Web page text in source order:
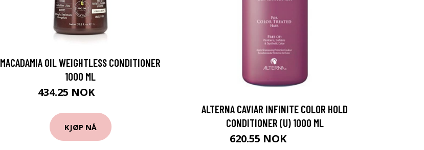
MACADAMIA OIL WEIGHTLESS CONDITIONER
1000 ML
434.25 NOK
KJØP NÅ
ALTERNA CAVIAR INFINITE COLOR HOLD
CONDITIONER (U) 1000 ML
620.55 NOK